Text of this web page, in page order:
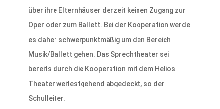
über ihre Elternhäuser derzeit keinen Zugang zur
Oper oder zum Ballett. Bei der Kooperation werde
es daher schwerpunktmäßig um den Bereich
Musik/Ballett gehen. Das Sprechtheater sei
bereits durch die Kooperation mit dem Helios
Theater weitestgehend abgedeckt, so der
Schulleiter.